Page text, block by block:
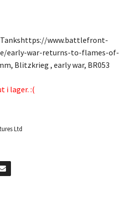
Tankshttps://www.battlefront-
early-war-returns-to-flames-of-
Blitzkrieg , early war, BR053
i lager. :(
Ltd